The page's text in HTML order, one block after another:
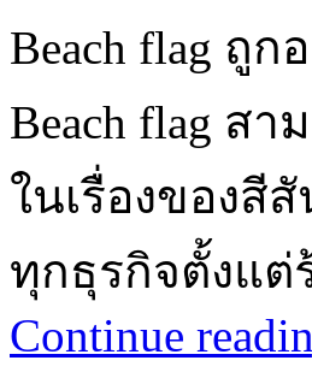
Beach flag ถู
Beach flag ส
ในเรื่องของสี
ทุกธุรกิจตั้งแ
Continue